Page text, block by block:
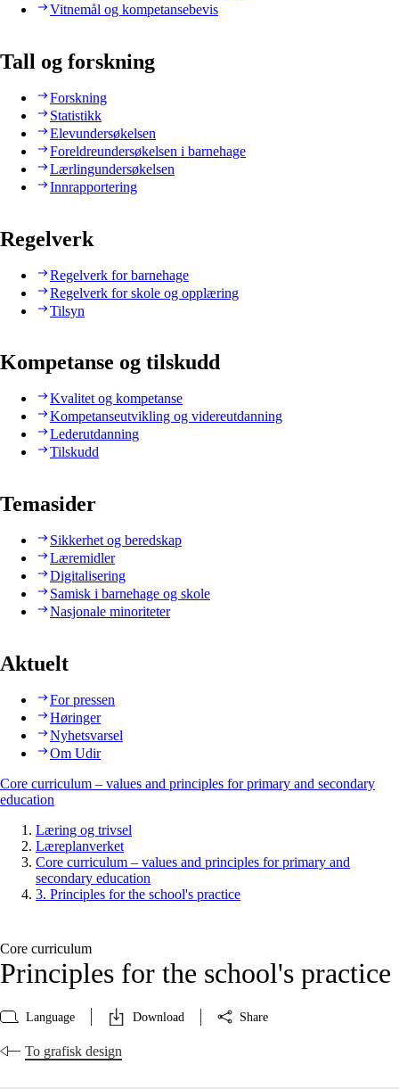
Vitnemål og kompetansebevis
Tall og forskning
Forskning
Statistikk
Elevundersøkelsen
Foreldreundersøkelsen i barnehage
Lærlingundersøkelsen
Innrapportering
Regelverk
Regelverk for barnehage
Regelverk for skole og opplæring
Tilsyn
Kompetanse og tilskudd
Kvalitet og kompetanse
Kompetanseutvikling og videreutdanning
Lederutdanning
Tilskudd
Temasider
Sikkerhet og beredskap
Læremidler
Digitalisering
Samisk i barnehage og skole
Nasjonale minoriteter
Aktuelt
For pressen
Høringer
Nyhetsvarsel
Om Udir
Core curriculum – values and principles for primary and secondary
education
Læring og trivsel
Læreplanverket
Core curriculum – values and principles for primary and
secondary education
3. Principles for the school's practice
Core curriculum
Principles for the school's practice
Language Download Share
To grafisk design